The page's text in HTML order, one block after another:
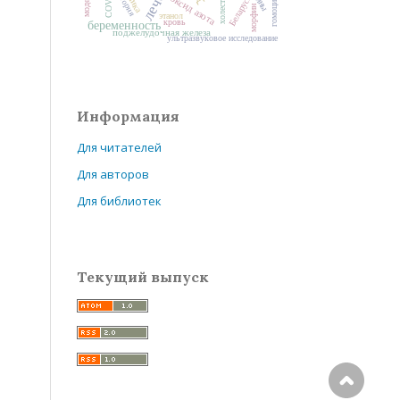
беременность оксид азота
поджелудочная железа
холестаз
этанол Беларусь
кровь морфин
ультразвуковое исследование
Информация
Для читателей
Для авторов
Для библиотек
Текущий выпуск